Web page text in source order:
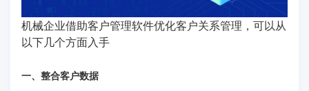
机械企业借助客户管理软件优化客户关系管理，可以从
以下几个方面入手
一、整合客户数据